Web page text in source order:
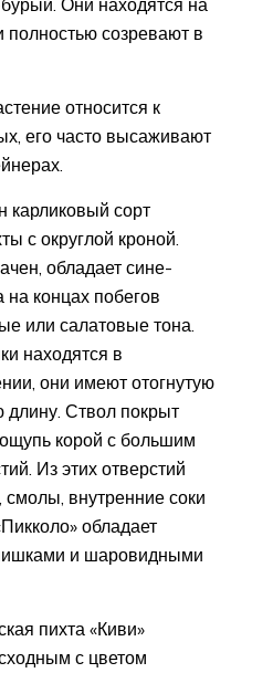
созревают в
относится к
его часто высаживают
карликовый сорт
с округлой кроной.
обладает сине-
концах побегов
или салатовые тона.
находятся в
они имеют отогнутую
Ствол покрыт
корой с большим
Из этих отверстий
внутренние соки
обладает
и шаровидными
пихта «Киви»
с цветом